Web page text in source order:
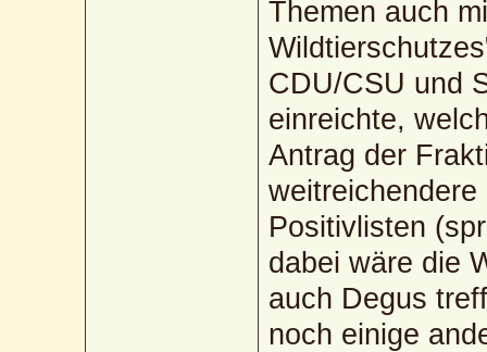
Themen auch
CDU/CSU und
einreichte,
Antrag der
Positivlisten
dabei wäre die
auch Degus
noch einige